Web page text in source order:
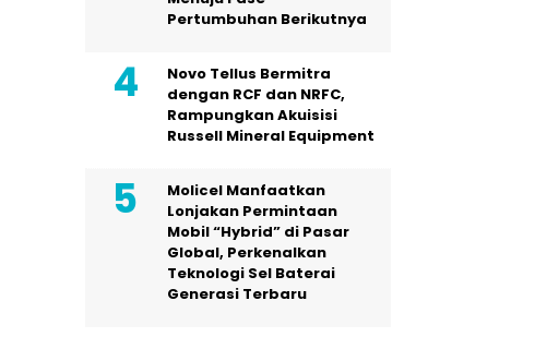
Pertumbuhan Berikutnya
Novo Tellus Bermitra
dengan RCF dan NRFC,
Rampungkan Akuisisi
Russell Mineral Equipment
Molicel Manfaatkan
Lonjakan Permintaan
Mobil “Hybrid” di Pasar
Global, Perkenalkan
Teknologi Sel Baterai
Generasi Terbaru